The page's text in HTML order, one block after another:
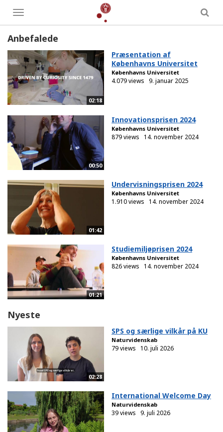
Toggle
menu
Anbefalede
02:18
Præsentation af
Københavns Universitet
Københavns Universitet
4.079 views 9. januar 2025
00:50
Innovationsprisen 2024
Københavns Universitet
879 views 14. november 2024
01:42
Undervisningsprisen 2024
Københavns Universitet
1.910 views 14. november 2024
01:21
Studiemiljøprisen 2024
Københavns Universitet
826 views 14. november 2024
Nyeste
02:28
SPS og særlige vilkår på KU
Naturvidenskab
79 views 10. juli 2026
International Welcome Day
Naturvidenskab
39 views 9. juli 2026